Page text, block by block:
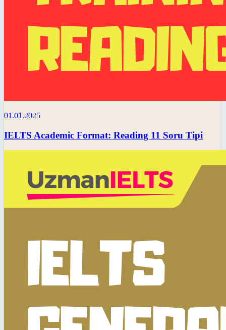
01.01.2025
IELTS Academic Format: Reading 11 Soru Tipi